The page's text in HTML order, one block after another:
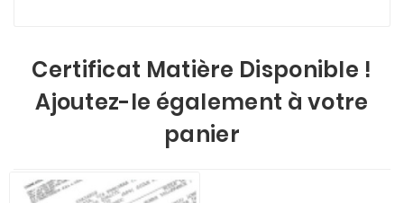
Certificat Matière Disponible !
Ajoutez-le également à votre
panier